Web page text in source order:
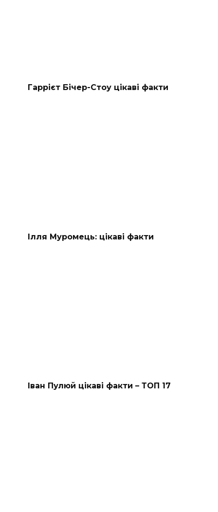
Гаррієт Бічер-Стоу цікаві факти
Ілля Муромець: цікаві факти
Іван Пулюй цікаві факти – ТОП 17